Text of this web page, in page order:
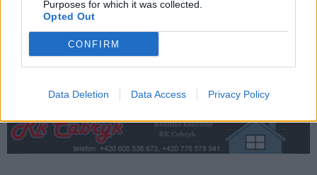
Purposes for which it was collected.
Opted Out
CONFIRM
Data Deletion Data Access Privacy Policy